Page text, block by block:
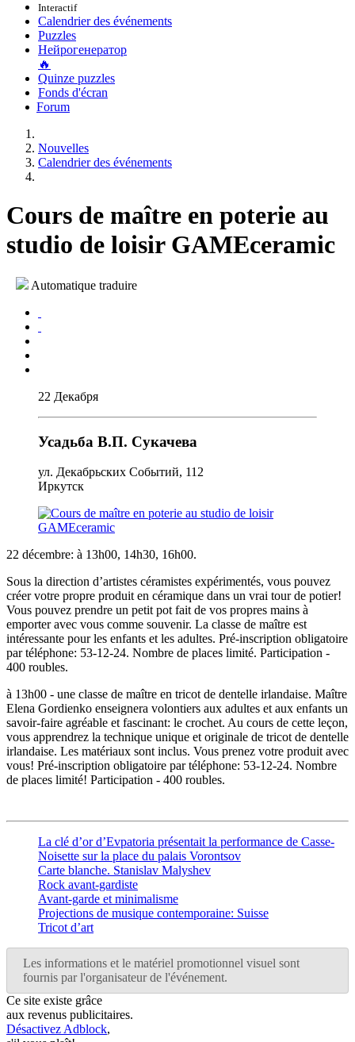
Interactif
Calendrier des événements
Puzzles
Нейрогенератор
🔥
Quinze puzzles
Fonds d'écran
Forum
Nouvelles
Calendrier des événements
Cours de maître en poterie au
studio de loisir GAMEceramic
Automatique traduire
22 Декабря
Усадьба В.П. Сукачева
ул. Декабрьских Событий, 112
Иркутск
22 décembre: à 13h00, 14h30, 16h00.
Sous la direction d’artistes céramistes expérimentés, vous pouvez
créer votre propre produit en céramique dans un vrai tour de potier!
Vous pouvez prendre un petit pot fait de vos propres mains à
emporter avec vous comme souvenir. La classe de maître est
intéressante pour les enfants et les adultes. Pré-inscription obligatoire
par téléphone: 53-12-24. Nombre de places limité. Participation -
400 roubles.
à 13h00 - une classe de maître en tricot de dentelle irlandaise. Maître
Elena Gordienko enseignera volontiers aux adultes et aux enfants un
savoir-faire agréable et fascinant: le crochet. Au cours de cette leçon,
vous apprendrez la technique unique et originale de tricot de dentelle
irlandaise. Les matériaux sont inclus. Vous prenez votre produit avec
vous! Pré-inscription obligatoire par téléphone: 53-12-24. Nombre
de places limité! Participation - 400 roubles.
La clé d’or d’Evpatoria présentait la performance de Casse-
Noisette sur la place du palais Vorontsov
Carte blanche. Stanislav Malyshev
Rock avant-gardiste
Avant-garde et minimalisme
Projections de musique contemporaine: Suisse
Tricot d’art
Les informations et le matériel promotionnel visuel sont
fournis par l'organisateur de l'événement.
Ce site existe grâce
aux revenus publicitaires.
Désactivez Adblock,